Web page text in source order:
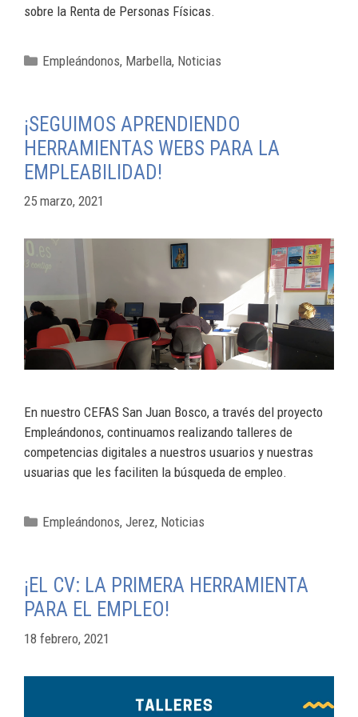
sobre la Renta de Personas Físicas.
Empleándonos, Marbella, Noticias
¡SEGUIMOS APRENDIENDO
HERRAMIENTAS WEBS PARA LA
EMPLEABILIDAD!
25 marzo, 2021
En nuestro CEFAS San Juan Bosco, a través del proyecto
Empleándonos, continuamos realizando talleres de
competencias digitales a nuestros usuarios y nuestras
usuarias que les faciliten la búsqueda de empleo.
Empleándonos,Jerez, Noticias
¡EL CV: LA PRIMERA HERRAMIENTA
PARA EL EMPLEO!
18 febrero, 2021